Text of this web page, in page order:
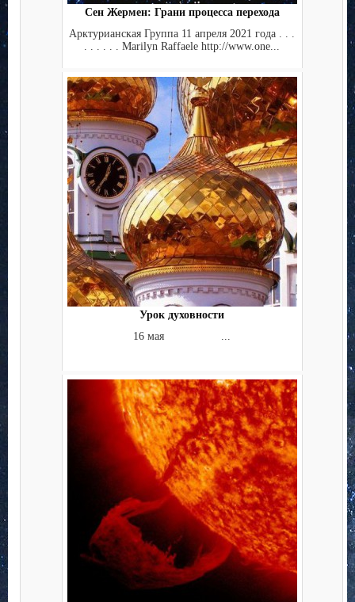
Сен Жермен: Грани процесса перехода
Арктурианская Группа 11 апреля 2021 года . . .
. . . . . . Marilyn Raffaele http://www.one...
Урок духовности
16 мая ...